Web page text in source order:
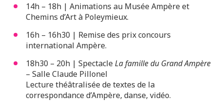
14h – 18h | Animations au Musée Ampère et
Chemins d’Art à Poleymieux.
16h – 16h30 | Remise des prix concours
international Ampère.
18h30 – 20h | SpectacleLa famille du Grand Ampère
– Salle Claude Pillonel
Lecture théâtralisée de textes de la
correspondance d’Ampère, danse, vidéo.